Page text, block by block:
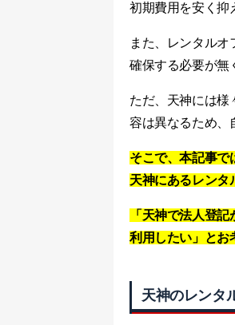
初期費用を安く抑
また、レンタル
確保する必要が無
ただ、天神には様
容は異なるため、
そこで、本記事で
天神にあるレンタ
「天神で法人登
利用したい」とお
天神のレンタ